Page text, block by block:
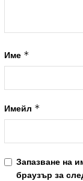
Име *
Имейл *
Запазване на
браузър за